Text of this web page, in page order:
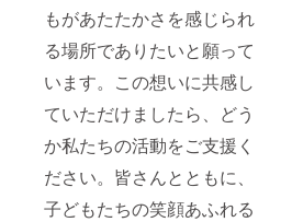
もがあたたかさを感じられ
る場所でありたいと願って
います。この想いに共感し
ていただけましたら、どう
か私たちの活動をご支援く
ださい。皆さんとともに、
子どもたちの笑顔あふれる